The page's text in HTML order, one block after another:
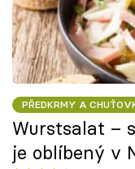
PŘEDKRMY A
Wurstsalat –
je oblíbený v